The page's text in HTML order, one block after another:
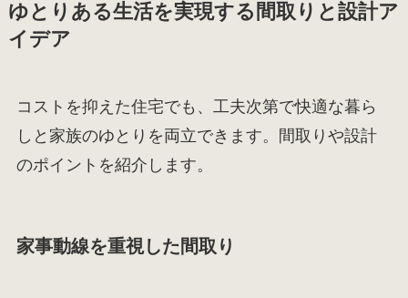
ゆとりある生活を実現する間取りと設計ア
イデア
コストを抑えた住宅でも、工夫次第で快適な暮ら
しと家族のゆとりを両立できます。間取りや設計
のポイントを紹介します。
家事動線を重視した間取り